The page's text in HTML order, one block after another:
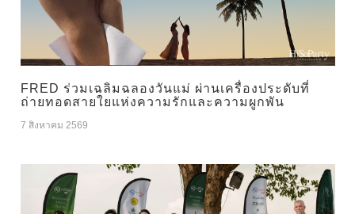
FRED ร่วมเฉลิมฉลองวันแม่ ผ่านเครื่องประดับที่
ถ่ายทอดสายใยแห่งความรักและความผูกพัน
7 สิงหาคม 2569